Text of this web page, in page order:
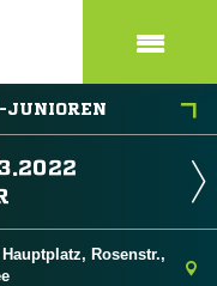
JUNIOREN
Rosenstr.,